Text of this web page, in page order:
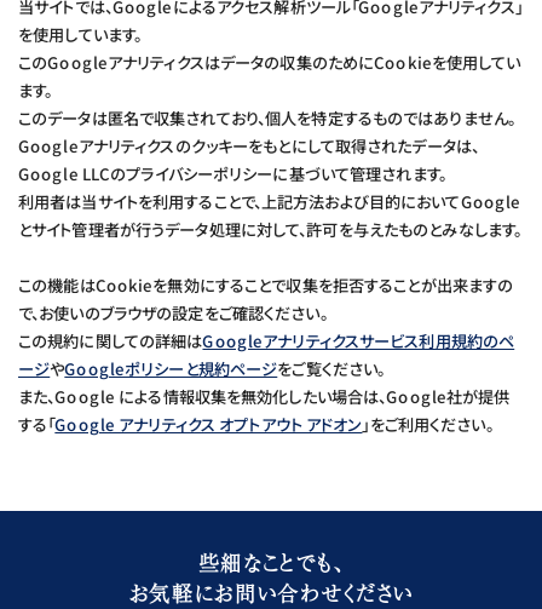
当サイトでは、Googleによるアクセス解析ツール「Googleアナリティクス」
を使用しています。
このGoogleアナリティクスはデータの収集のためにCookieを使用してい
ます。
このデータは匿名で収集されており、個人を特定するものではありません。
Googleアナリティクスのクッキーをもとにして取得されたデータは、
Google LLCのプライバシーポリシーに基づいて管理されます。
利用者は当サイトを利用することで、上記方法および目的においてGoogle
とサイト管理者が行うデータ処理に対して、許可を与えたものとみなします。
この機能はCookieを無効にすることで収集を拒否することが出来ますの
で、お使いのブラウザの設定をご確認ください。
この規約に関しての詳細はGoogleアナリティクスサービス利用規約のペ
ージやGoogleポリシーと規約ページをご覧ください。
また、Google による情報収集を無効化したい場合は、Google社が提供
する「Google アナリティクス オプトアウト アドオン」をご利用ください。
些細なことでも、
お気軽にお問い合わせください